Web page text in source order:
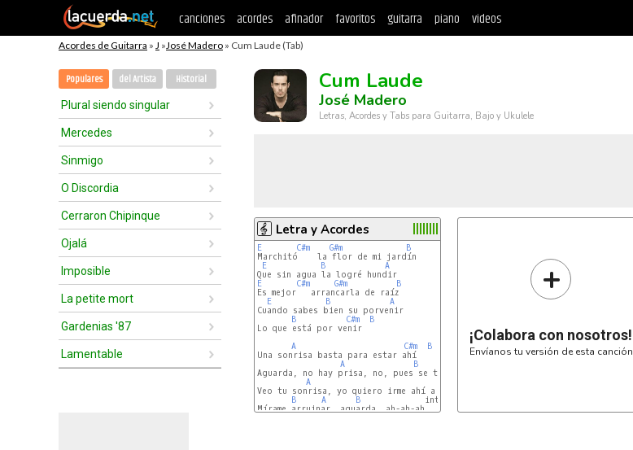
canciones acordes afinador favoritos guitarra piano videos
Acordes de Guitarra » J »José Madero » Cum Laude (Tab)
Populares del Artista Historial
Plural siendo singular
Mercedes
Sinmigo
O Discordia
Cerraron Chipinque
Ojalá
Imposible
La petite mort
Gardenias '87
Lamentable
Cum Laude
José Madero
Letras, Acordes y Tabs para Guitarra, Bajo y Ukulele
Letra y Acordes
E C#m G#m
B
Marchitó    la flor de mi jardín
E
B
A
E
C#m G#m
B
Es mejor   arrancarla de raíz
E
B
A
Cuando sabes bien su porvenir
B
C#m
B
Lo que está por venir
A
C#m
B
Una sonrisa basta para estar ahí
A
B
Aguarda, no hay prisa, no, pues se trata de mí
A
Veo tu sonrisa, yo quiero irme ahí a vivir
B
A B
             intro X2
Mírame arruinar, aguarda, ah-ah-ah
+
¡Colabora con nosotros!
Envíanos tu versión de esta canción